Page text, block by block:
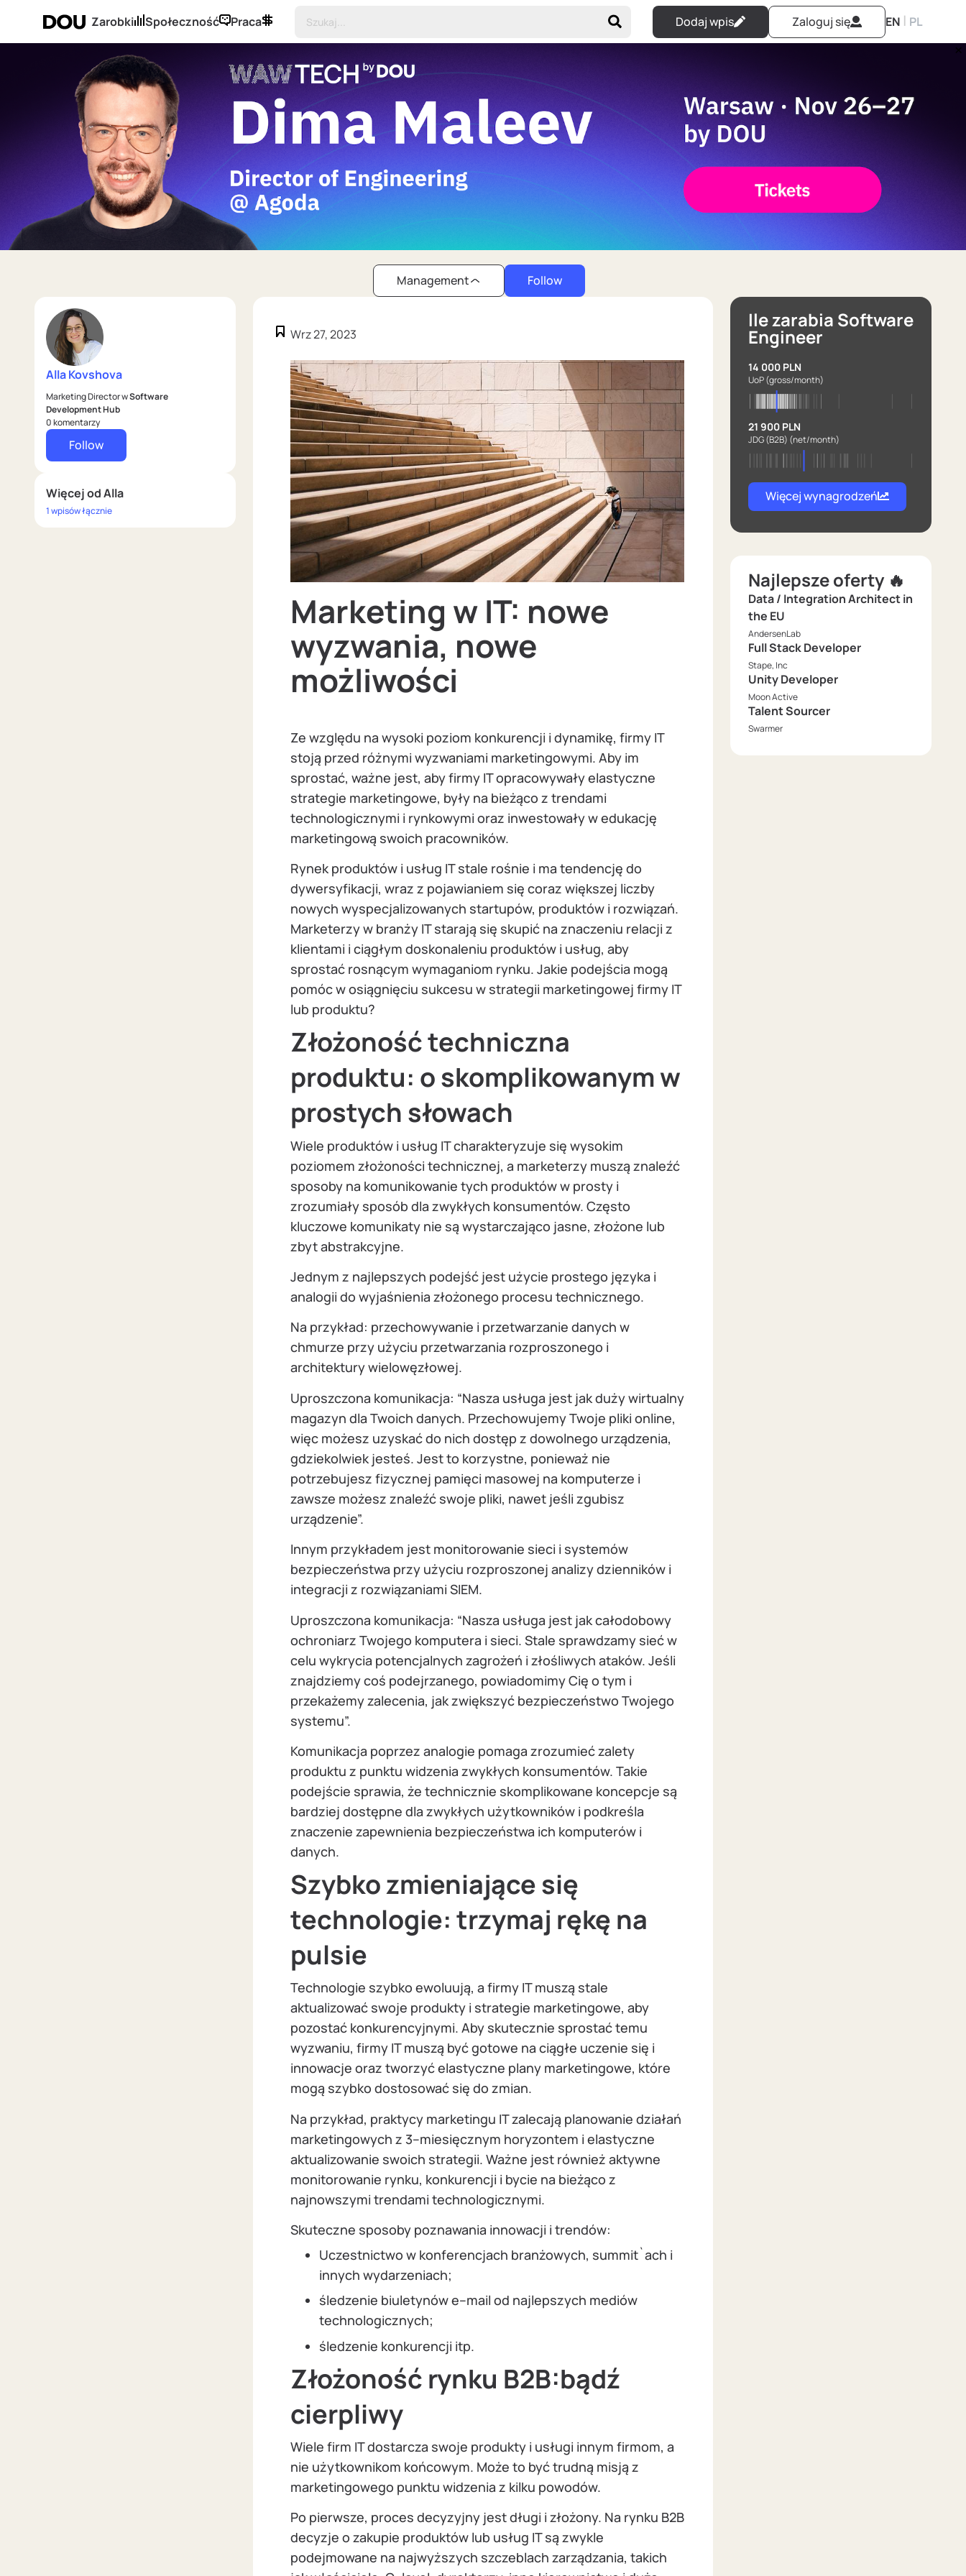
Zarobki Społeczność Praca Dodaj wpis Zaloguj się EN | PL
Management Follow
Alla Kovshova
Marketing Director wSoftware
Development Hub
0 komentarzy
Follow
Więcej od Alla
1 wpisów łącznie
Wrz 27, 2023
Marketing w IT: nowe
wyzwania, nowe
możliwości
Ze względu na wysoki poziom konkurencji i dynamikę, firmy IT
stoją przed różnymi wyzwaniami marketingowymi. Aby im
sprostać, ważne jest, aby firmy IT opracowywały elastyczne
strategie marketingowe, były na bieżąco z trendami
technologicznymi i rynkowymi oraz inwestowały w edukację
marketingową swoich pracowników.
Rynek produktów i usług IT stale rośnie i ma tendencję do
dywersyfikacji, wraz z pojawianiem się coraz większej liczby
nowych wyspecjalizowanych startupów, produktów i rozwiązań.
Marketerzy w branży IT starają się skupić na znaczeniu relacji z
klientami i ciągłym doskonaleniu produktów i usług, aby
sprostać rosnącym wymaganiom rynku. Jakie podejścia mogą
pomóc w osiągnięciu sukcesu w strategii marketingowej firmy IT
lub produktu?
Złożoność techniczna
produktu: o skomplikowanym w
prostych słowach
Wiele produktów i usług IT charakteryzuje się wysokim
poziomem złożoności technicznej, a marketerzy muszą znaleźć
sposoby na komunikowanie tych produktów w prosty i
zrozumiały sposób dla zwykłych konsumentów. Często
kluczowe komunikaty nie są wystarczająco jasne, złożone lub
zbyt abstrakcyjne.
Jednym z najlepszych podejść jest użycie prostego języka i
analogii do wyjaśnienia złożonego procesu technicznego.
Na przykład: przechowywanie i przetwarzanie danych w
chmurze przy użyciu przetwarzania rozproszonego i
architektury wielowęzłowej.
Uproszczona komunikacja: “Nasza usługa jest jak duży wirtualny
magazyn dla Twoich danych. Przechowujemy Twoje pliki online,
więc możesz uzyskać do nich dostęp z dowolnego urządzenia,
gdziekolwiek jesteś. Jest to korzystne, ponieważ nie
potrzebujesz fizycznej pamięci masowej na komputerze i
zawsze możesz znaleźć swoje pliki, nawet jeśli zgubisz
urządzenie”.
Innym przykładem jest monitorowanie sieci i systemów
bezpieczeństwa przy użyciu rozproszonej analizy dzienników i
integracji z rozwiązaniami SIEM.
Uproszczona komunikacja: “Nasza usługa jest jak całodobowy
ochroniarz Twojego komputera i sieci. Stale sprawdzamy sieć w
celu wykrycia potencjalnych zagrożeń i złośliwych ataków. Jeśli
znajdziemy coś podejrzanego, powiadomimy Cię o tym i
przekażemy zalecenia, jak zwiększyć bezpieczeństwo Twojego
systemu”.
Komunikacja poprzez analogie pomaga zrozumieć zalety
produktu z punktu widzenia zwykłych konsumentów. Takie
podejście sprawia, że technicznie skomplikowane koncepcje są
bardziej dostępne dla zwykłych użytkowników i podkreśla
znaczenie zapewnienia bezpieczeństwa ich komputerów i
danych.
Szybko zmieniające się
technologie: trzymaj rękę na
pulsie
Technologie szybko ewoluują, a firmy IT muszą stale
aktualizować swoje produkty i strategie marketingowe, aby
pozostać konkurencyjnymi. Aby skutecznie sprostać temu
wyzwaniu, firmy IT muszą być gotowe na ciągłe uczenie się i
innowacje oraz tworzyć elastyczne plany marketingowe, które
mogą szybko dostosować się do zmian.
Na przykład, praktycy marketingu IT zalecają planowanie działań
marketingowych z 3–miesięcznym horyzontem i elastyczne
aktualizowanie swoich strategii. Ważne jest również aktywne
monitorowanie rynku, konkurencji i bycie na bieżąco z
najnowszymi trendami technologicznymi.
Skuteczne sposoby poznawania innowacji i trendów:
Uczestnictwo w konferencjach branżowych, summit`ach i
innych wydarzeniach;
śledzenie biuletynów e–mail od najlepszych mediów
technologicznych;
śledzenie konkurencji itp.
Złożoność rynku B2B:bądź
cierpliwy
Wiele firm IT dostarcza swoje produkty i usługi innym firmom, a
nie użytkownikom końcowym. Może to być trudną misją z
marketingowego punktu widzenia z kilku powodów.
Po pierwsze, proces decyzyjny jest długi i złożony. Na rynku B2B
decyzje o zakupie produktów lub usług IT są zwykle
podejmowane na najwyższych szczeblach zarządzania, takich
Ile zarabia Software
Engineer
14 000 PLN
UoP(gross/month)
21 900 PLN
JDG (B2B) (net/month)
Więcej wynagrodzeń
Najlepsze oferty 🔥
Data / Integration Architect in
the EU
AndersenLab
Full Stack Developer
Stape, Inc
Unity Developer
Moon Active
Talent Sourcer
Swarmer